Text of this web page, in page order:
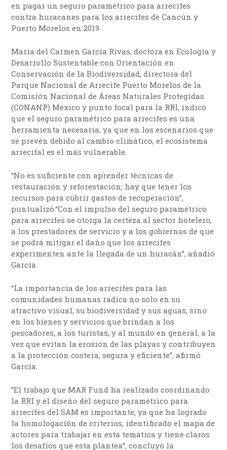
en pagar un seguro paramétrico para arrecifes
contra huracanes para los arrecifes de Cancún y
Puerto Morelos en 2019.
María del Carmen García Rivas, doctora en Ecología y
Desarrollo Sustentable con Orientación en
Conservación de la Biodiversidad, directora del
Parque Nacional de Arrecife Puerto Morelos de la
Comisión Nacional de Áreas Naturales Protegidas
(CONANP) México y punto focal para la RRI, indicó
que el seguro paramétrico para arrecifes es una
herramienta necesaria, ya que en los escenarios que
se prevén debido al cambio climático, el ecosistema
arrecifal es el más vulnerable.
“No es suficiente con aprender técnicas de
restauración y reforestación; hay que tener los
recursos para cubrir gastos de recuperación”,
puntualizó.“Con el impulso del seguro paramétrico
para arrecifes se otorga la certeza al sector hotelero,
a los prestadores de servicio y a los gobiernos de que
se podrá mitigar el daño que los arrecifes
experimenten ante la llegada de un huracán”, añadió
García.
“La importancia de los arrecifes para las
comunidades humanas radica no solo en su
atractivo visual, su biodiversidad y sus aguas, sino
en los bienes y servicios que brindan a los
pescadores, a los turistas, y al mundo en general, a la
vez que evitan la erosión de las playas y contribuyen
a la protección costera, segura y eficiente”, afirmó
García.
“El trabajo que MAR Fund ha realizado coordinando
la RRI y el diseño del seguro paramétrico para
arrecifes del SAM es importante, ya que ha logrado
la homologación de criterios, identificado el mapa de
actores para trabajar en esta temática y tiene claros
los desafíos que esta plantea”, concluyó la